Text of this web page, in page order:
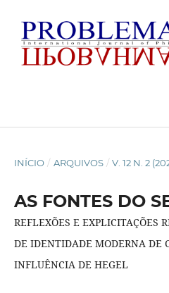
INÍCIO / ARQUIVOS / V. 12 N. 2
AS FONTES DO
REFLEXÕES E EXPLICITAÇÕES
DE IDENTIDADE MODERNA DE
INFLUÊNCIA DE HEGEL